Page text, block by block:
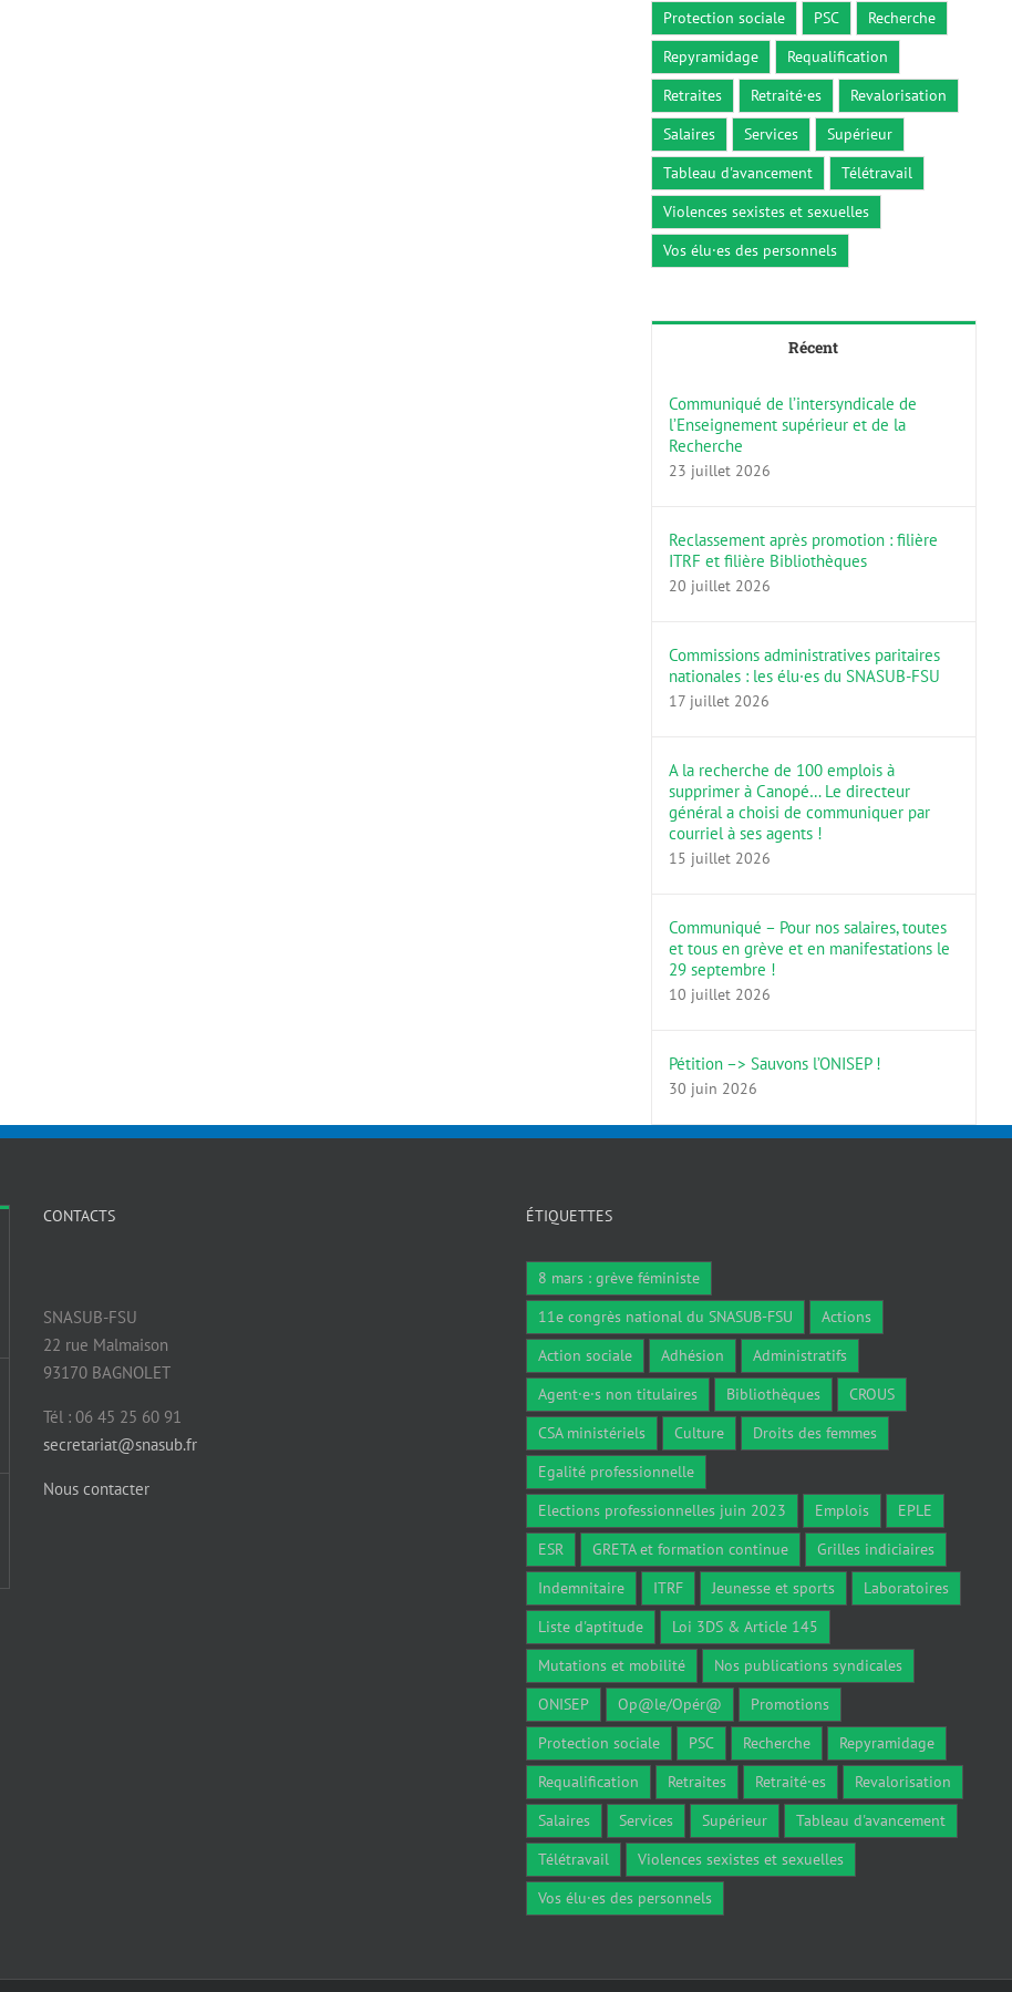
Protection sociale
PSC
Recherche
Repyramidage
Requalification
Retraites
Retraité·es
Revalorisation
Salaires
Services
Supérieur
Tableau d'avancement
Télétravail
Violences sexistes et sexuelles
Vos élu·es des personnels
Récent
Communiqué de l’intersyndicale de
l’Enseignement supérieur et de la
Recherche
23 juillet 2026
Reclassement après promotion : filière
ITRF et filière Bibliothèques
20 juillet 2026
Commissions administratives paritaires
nationales : les élu·es du SNASUB-FSU
17 juillet 2026
A la recherche de 100 emplois à
supprimer à Canopé… Le directeur
général a choisi de communiquer par
courriel à ses agents !
15 juillet 2026
Communiqué – Pour nos salaires, toutes
et tous en grève et en manifestations le
29 septembre !
10 juillet 2026
Pétition –> Sauvons l’ONISEP !
30 juin 2026
CONTACTS
SNASUB-FSU
22 rue Malmaison
93170 BAGNOLET
Tél : 06 45 25 60 91
secretariat@snasub.fr
Nous contacter
ÉTIQUETTES
8 mars : grève féministe
11e congrès national du SNASUB-FSU
Actions
Action sociale
Adhésion
Administratifs
Agent·e·s non titulaires
Bibliothèques
CROUS
CSA ministériels
Culture
Droits des femmes
Egalité professionnelle
Elections professionnelles juin 2023
Emplois
EPLE
ESR
GRETA et formation continue
Grilles indiciaires
Indemnitaire
ITRF Jeunesse et sports
Laboratoires
Liste d'aptitude
Loi 3DS & Article 145
Mutations et mobilité
Nos publications syndicales
ONISEP
Op@le/Opér@
Promotions
Protection sociale
PSC Recherche
Repyramidage
Requalification
Retraites Retraité·es
Revalorisation
Salaires
Services Supérieur
Tableau d'avancement
Télétravail
Violences sexistes et sexuelles
Vos élu·es des personnels